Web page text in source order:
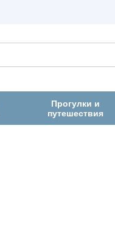
Прогулки и
путешествия